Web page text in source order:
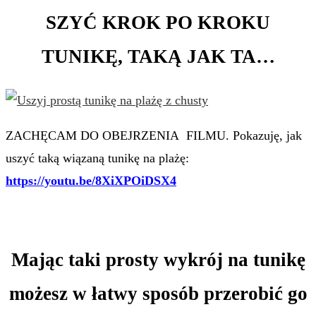
SZYĆ KROK PO KROKU
TUNIKĘ, TAKĄ JAK TA…
ZACHĘCAM DO OBEJRZENIA FILMU. Pokazuję, jak
uszyć taką wiązaną tunikę na plażę:
https://youtu.be/8XiXPOiDSX4
Mając taki prosty wykrój na tunikę
możesz w łatwy sposób przerobić go